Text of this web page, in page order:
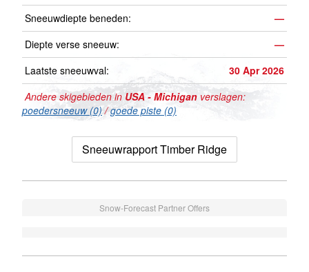
Sneeuwdiepte beneden:
—
Diepte verse sneeuw:
—
Laatste sneeuwval:
30 Apr 2026
Andere skigebieden in USA - Michigan verslagen:
poedersneeuw (0)/goede piste (0)
Sneeuwrapport Timber Ridge
Snow-Forecast Partner Offers